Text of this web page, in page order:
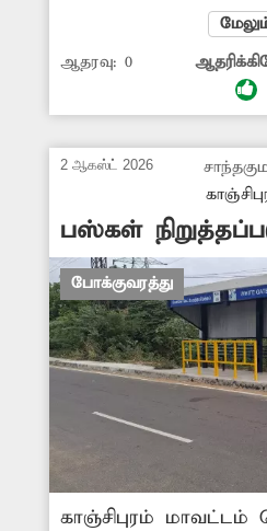
கோசாலைகளில்
ஆலைகளுக்கு
செல்லும் லாரிகள்
அதிவேகமாக
இதனால் தினந்தோறும்
வாழ்க்கை
அதிக பாரத்துடன்
கட்டுப்படுத்த
விரைந்து நடவடிக்கை
ஆதரவு: 0
2 ஆகஸ்ட் 2026
பஸ்கள்
போக்குவரத்து
காஞ்சிபுரம்